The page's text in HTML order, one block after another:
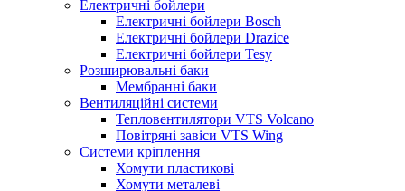
Електричні бойлери
Електричні бойлери Bosch
Електричні бойлери Drazice
Електричні бойлери Tesy
Розширювальні баки
Мембранні баки
Вентиляційні системи
Тепловентилятори VTS Volcano
Повітряні завіси VTS Wing
Системи кріплення
Хомути пластикові
Хомути металеві